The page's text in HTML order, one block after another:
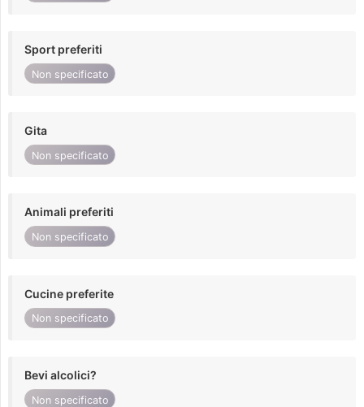
Sport preferiti
Non specificato
Gita
Non specificato
Animali preferiti
Non specificato
Cucine preferite
Non specificato
Bevi alcolici?
Non specificato